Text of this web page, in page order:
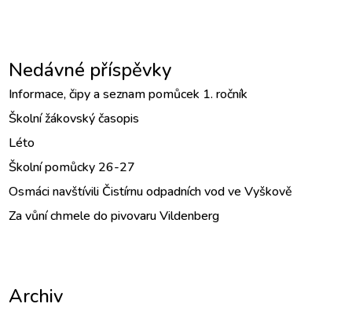
Nedávné příspěvky
Informace, čipy a seznam pomůcek 1. ročník
Školní žákovský časopis
Léto
Školní pomůcky 26-27
Osmáci navštívili Čistírnu odpadních vod ve Vyškově
Za vůní chmele do pivovaru Vildenberg
ArchivArchiv